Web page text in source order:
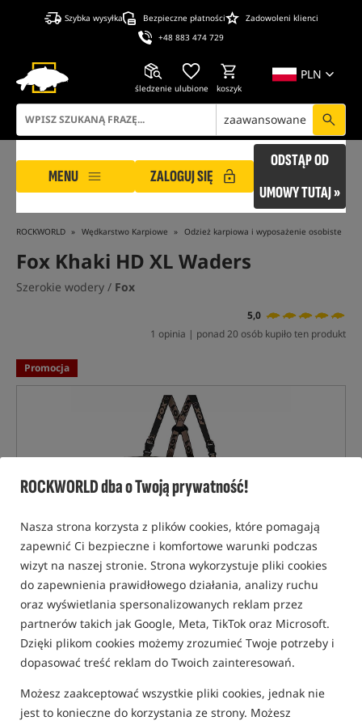
ROCKWORLD dba o Twoją prywatność!
Nasza strona korzysta z plików cookies, które pomagają
zapewnić Ci bezpieczne i komfortowe warunki podczas
wizyt na naszej stronie. Strona wykorzystuje pliki cookies
do zapewnienia prawidłowego działania, analizy ruchu
oraz wyświetlania spersonalizowanych reklam przez
partnerów takich jak Google, Meta, TikTok oraz Microsoft.
Dzięki plikom cookies możemy zrozumieć Twoje potrzeby i
dopasować treść reklam do Twoich zainteresowań.
Możesz zaakceptować wszystkie pliki cookies, jednak nie
jest to konieczne do korzystania ze strony. Możesz
Szybka wysyłka Bezpieczne płatności
Zadowoleni klienci
+48 883 474 729
PLN
śledzenie ulubione koszyk
zaawansowane
MENU ZALOGUJ SIĘ
ODSTĄP OD
UMOWY TUTAJ »
ROCKWORLD Wędkarstwo Karpiowe Odzież karpiowa i wyposażenie osobiste
Fox Khaki HD XL Waders
Szerokie wodery / Fox
5,0
1 opinia | ponad 20 osób kupiło ten produkt
Promocja